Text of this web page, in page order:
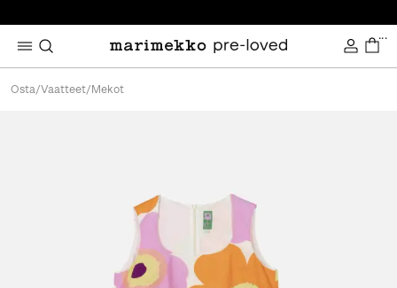
...
Osta/Vaatteet/ Mekot